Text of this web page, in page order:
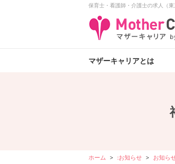
保育士・看護師・介護士の求人（東
マザーキャリアとは
ホーム :お知らせ お知ら